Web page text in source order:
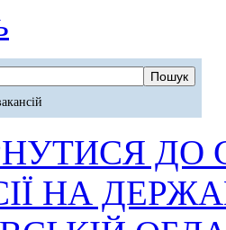
ДО
НА